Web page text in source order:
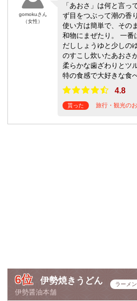
gomokuさん
（女性）
「あおさ」は何と言っ
ず目をつぶって潮の香
使い方は簡単で、その
和物にまぜたり。 一番
だししょうゆと少しの
のすこし炊いたあおさ
柔らかな歯ざわりとツ
特の食感で大好きな食
4.8
貰った 旅行・観光の
6位 伊勢焼きうどん
伊勢醤油本舗
ラーメ